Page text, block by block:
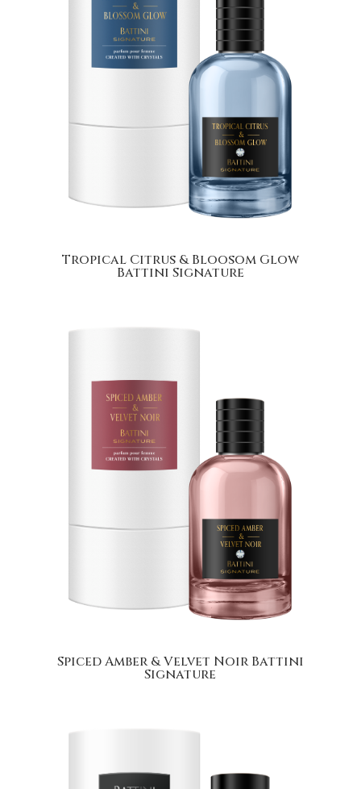
Tropical Citrus & Bloosom Glow
Battini Signature
Spiced Amber & Velvet Noir Battini
Signature